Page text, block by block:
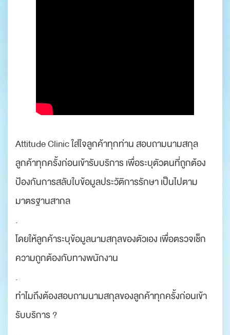
Attitude Clinic ใส่ใจลูกค้าทุกท่าน สอบถามนามสกุล
ลูกค้าทุกครั้งก่อนเข้ารับบริการ เพื่อระบุตัวตนที่ถูกต้อง
ป้องกันการสลับใบข้อมูลประวัติการรักษา เป็นไปตาม
มาตรฐานสากล
.
โดยให้ลูกค้าระบุข้อมูลนามสกุลของตัวเอง เพื่อตรวจเช็ก
ความถูกต้องกับทางพนักงาน
.
ทำไมถึงต้องสอบถามนามสกุลของลูกค้าทุกครั้งก่อนเข้า
รับบริการ ?